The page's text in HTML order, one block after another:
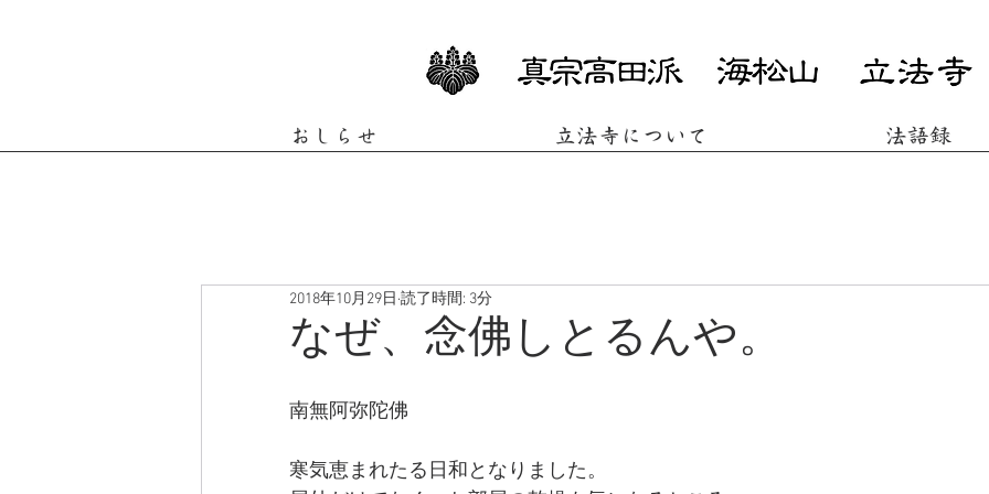
おしらせ 立法寺について 法語録
なぜ、念佛しとるんや。
2018年10月29日 読了時間: 3分
南無阿弥陀佛
寒気恵まれたる日和となりました。